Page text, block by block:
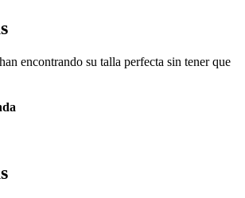
encontrando su talla perfecta sin tener que